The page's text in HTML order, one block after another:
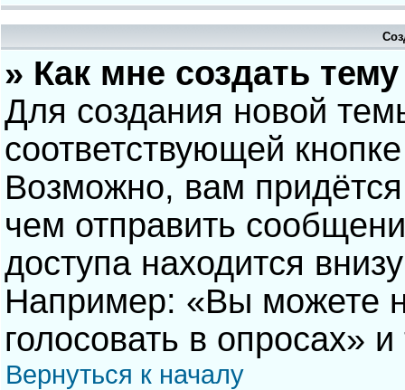
» Как мне создать
Для создания новой
соответствующей
Возможно, вам
чем отправить
доступа находится
Например: «Вы можете
голосовать в опросах» и
Вернуться к началу